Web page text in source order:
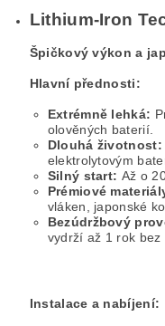
Lithium-Iron
Špičkový výkon a
Hlavní přednosti:
Extrémně lehká:
olověných baterií.
Dlouhá životnost:
elektrolytovým
Silný start: Až o
Prémiové
vláken, japonské
Bezúdržbový
vydrží až 1 rok bez
Instalace a nabíjení: